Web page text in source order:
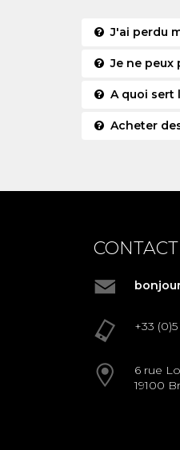
J'ai perdu
Je ne peux
A quoi sert
Acheter
CONTACT
+33
6 rue
19100